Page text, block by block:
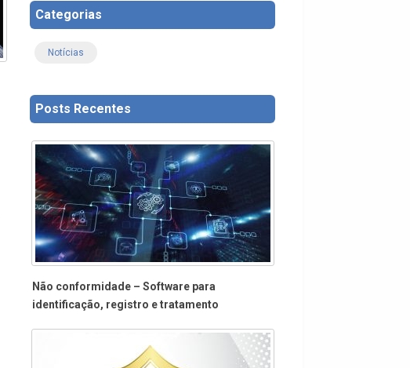
Categorias
Notícias
Posts Recentes
Não conformidade – Software para
identificação, registro e tratamento